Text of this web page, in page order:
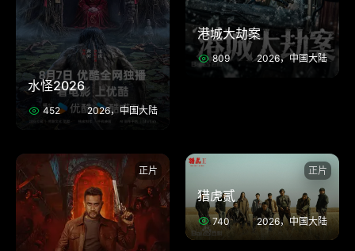
水怪2026
452 2026，中国大陆
港城大劫案
809 2026，中国大陆
正片 正片
猎虎贰
740 2026，中国大陆